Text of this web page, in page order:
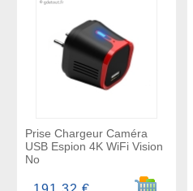
Prise Chargeur Caméra
USB Espion 4K WiFi Vision
No
Ajouter